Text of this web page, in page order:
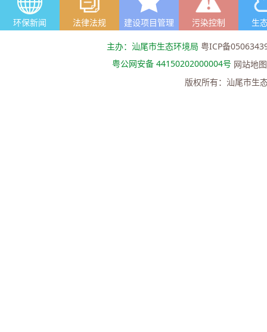
环保新闻 法律法规 建设项目管理 污染控制 生
主办：汕尾市生态环境局粤ICP备
粤公网安备 44150202000004号 网站地图
版权所有：汕尾市生